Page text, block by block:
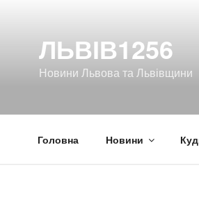
ЛЬВІВ1256
Новини Львова та Львівщини
Головна Новини